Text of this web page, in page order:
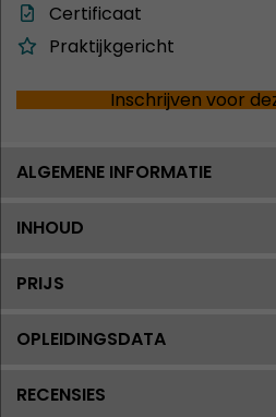
Certificaat
Praktijkgericht
Inschrijven voor
ALGEMENE INFORMATIE
INHOUD
PRIJS
OPLEIDINGSDATA
RECENSIES